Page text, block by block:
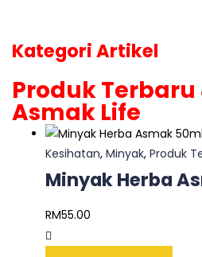
Kategori Artikel
Produk Terbaru
Asmak Life
Kesihatan, Minyak, Produk
Minyak Herba
RM55.00